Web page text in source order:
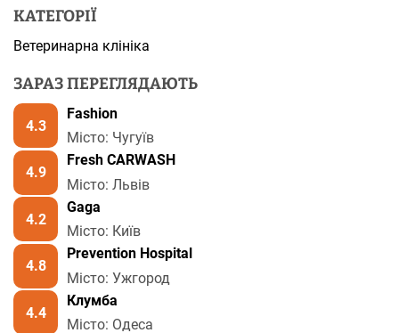
КАТЕГОРІЇ
Ветеринарна клініка
ЗАРАЗ ПЕРЕГЛЯДАЮТЬ
4.3
Fashion
Місто: Чугуїв
4.9
Fresh CARWASH
Місто: Львів
4.2
Gaga
Місто: Київ
4.8
Prevention Hospital
Місто: Ужгород
4.4
Клумба
Місто: Одеса